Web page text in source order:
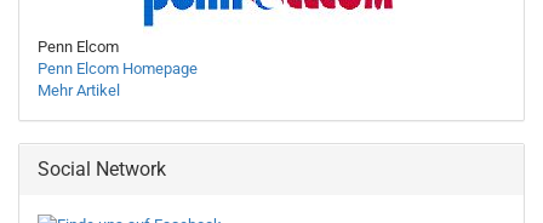
Penn Elcom
Penn Elcom Homepage
Mehr Artikel
Social Network